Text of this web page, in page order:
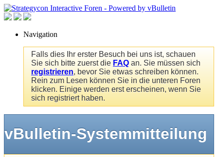
Navigation
Falls dies Ihr erster Besuch bei uns ist, schauen
Sie sich bitte zuerst die FAQ an. Sie müssen sich
registrieren, bevor Sie etwas schreiben können.
Rein zum Lesen können Sie in die unteren Foren
klicken. Einige werden erst erscheinen, wenn Sie
sich registriert haben.
vBulletin-Systemmitteilung